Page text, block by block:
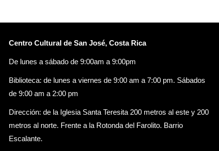
Centro Cultural de San José, Costa Rica
De lunes a sábado de 9:00am a 9:00pm
Biblioteca: de lunes a viernes de 9:00 am a 7:00 pm. Sábados
de 9:00 am a 2:00 pm
Dirección: de la Iglesia Santa Teresita 200 metros al este y 200
metros al norte. Frente a la Rotonda del Farolito. Barrio
Escalante.